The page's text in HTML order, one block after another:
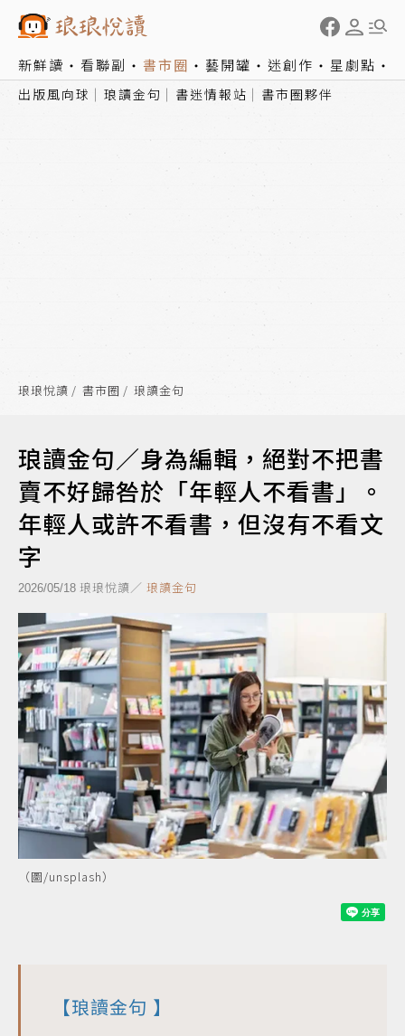
新鮮讀 看聯副 書市圈 藝開罐 迷創作 星劇點
出版風向球 琅讀金句 書迷情報站 書市圈夥伴
琅琅悅讀 書市圈 琅讀金句
琅讀金句／身為編輯，絕對不把書
賣不好歸咎於「年輕人不看書」。
年輕人或許不看書，但沒有不看文
字
2026/05/18 琅琅悅讀／ 琅讀金句
（圖/unsplash）
【琅讀金句 】